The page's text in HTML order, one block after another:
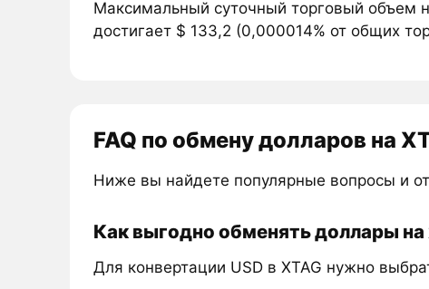
Максимальный суточный торговый объем
достигает $ 133,2 (0,000014% от общих
FAQ по обмену долларов на
Ниже вы найдете популярные вопросы и
Как выгодно обменять доллары
Для конвертации USD в XTAG нужно